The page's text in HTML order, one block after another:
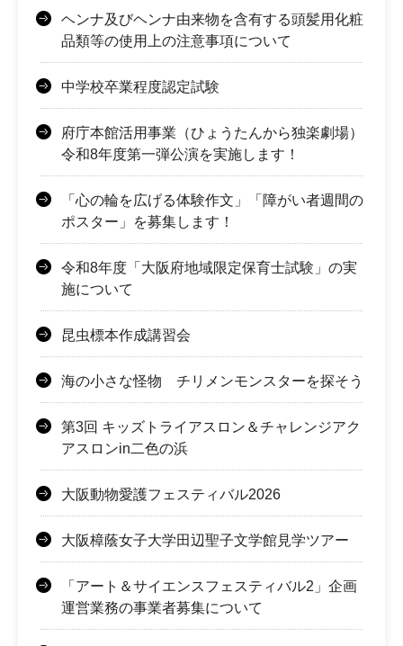
ヘンナ及びヘンナ由来物を含有する頭髪用化粧
品類等の使用上の注意事項について
中学校卒業程度認定試験
府庁本館活用事業（ひょうたんから独楽劇場）
令和8年度第一弾公演を実施します！
「心の輪を広げる体験作文」「障がい者週間の
ポスター」を募集します！
令和8年度「大阪府地域限定保育士試験」の実
施について
昆虫標本作成講習会
海の小さな怪物 チリメンモンスターを探そう
第3回 キッズトライアスロン＆チャレンジアク
アスロンin二色の浜
大阪動物愛護フェスティバル2026
大阪樟蔭女子大学田辺聖子文学館見学ツアー
「アート＆サイエンスフェスティバル2」企画
運営業務の事業者募集について